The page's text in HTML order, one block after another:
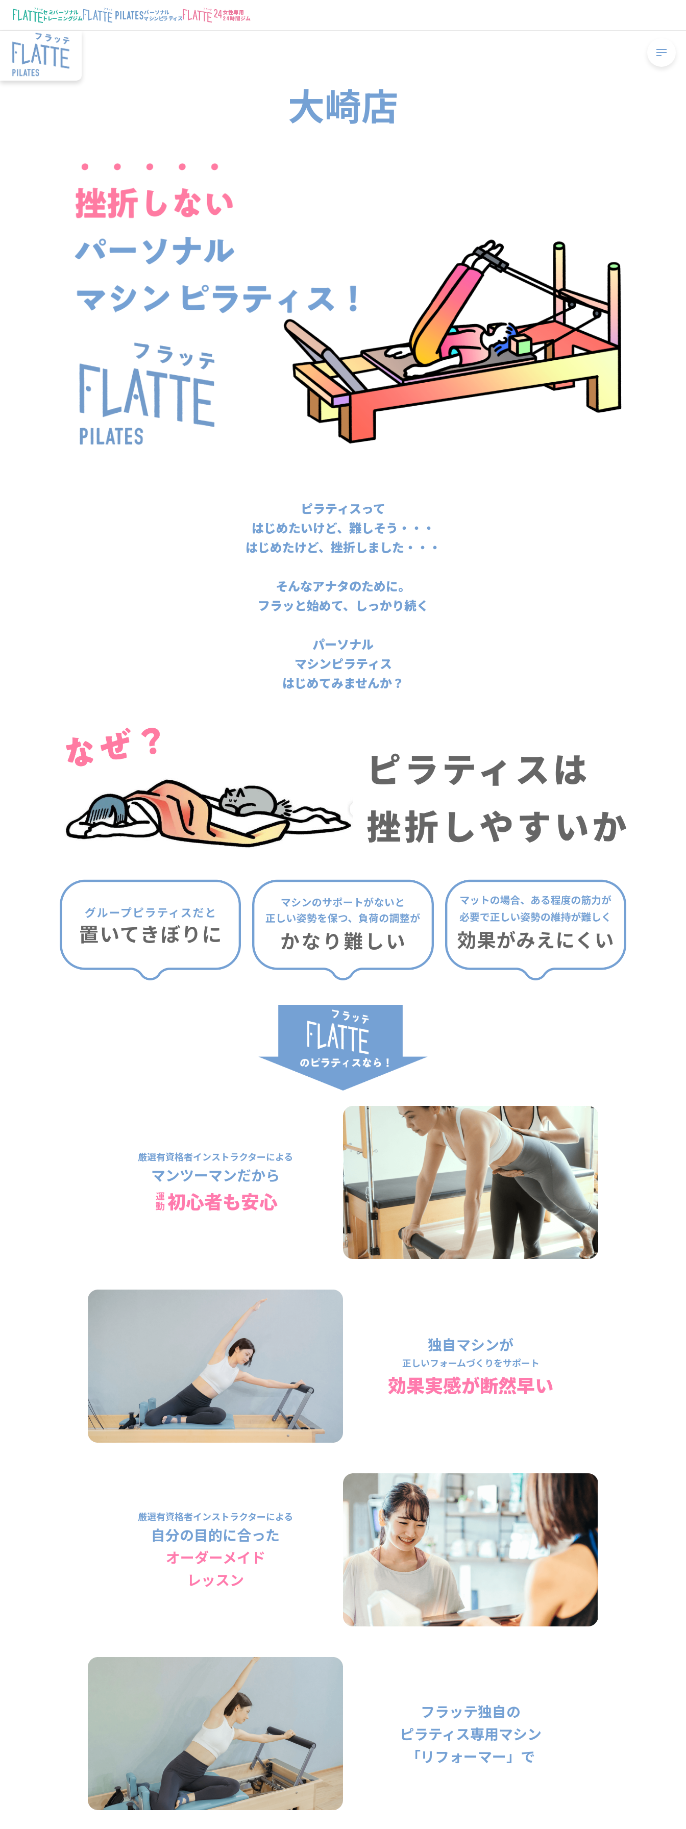
セミパーソナル
トレーニングジム
パーソナル
マシンピラティス
女性専用
24時間ジム
大崎店
ピラティスって
はじめたいけど、難しそう・・・
はじめたけど、挫折しました・・・
そんなアナタのために。
フラッと始めて、しっかり続く
パーソナル
マシンピラティス
はじめてみませんか？
厳選有資格者インストラクターによる
マンツーマンだから
運動初心者も安心
独自マシンが
正しいフォームづくりをサポート
効果実感が断然早い
厳選有資格者インストラクターによる
自分の目的に合った
オーダーメイド
レッスン
フラッテ独自の
ピラティス専用マシン
「リフォーマー」で